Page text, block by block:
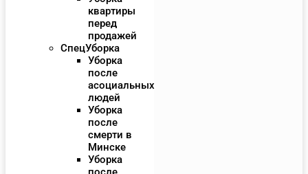
квартиры
перед
продажей
СпецУборка
Уборка
после
асоциальных
людей
Уборка
после
смерти в
Минске
Уборка